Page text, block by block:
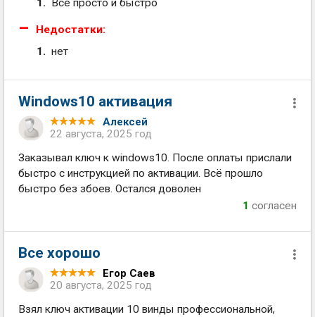
Всё просто и быстро
Недостатки:
нет
Windows10 активация
Алексей
22 августа, 2025 год
Заказывал ключ к windows10. После оплаты прислали
быстро с инструкцией по активации. Всё прошло
быстро без збоев. Остался доволен
1 согласен
Все хорошо
Егор Саев
20 августа, 2025 год
Взял ключ активации 10 винды профессиональной,